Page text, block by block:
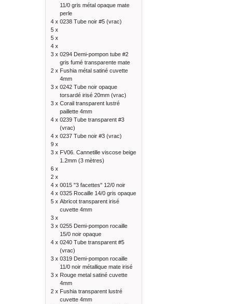
11/0 gris métal opaque mate
perle
4 x 0238 Tube noir #5 (vrac)
5 x
5 x
4 x
3 x 0294 Demi-pompon tube #2
gris fumé transparente mate
2 x Fushia métal satiné cuvette
4mm
3 x 0242 Tube noir opaque
torsardé irisé 20mm (vrac)
3 x Corail transparent lustré
paillette 4mm
4 x 0239 Tube transparent #3
(vrac)
4 x 0237 Tube noir #3 (vrac)
9 x
3 x FV06. Cannetille viscose beige
1.2mm (3 mètres)
6 x
2 x
4 x 0015 "3 facettes" 12/0 noir
4 x 0325 Rocaille 14/0 gris opaque
5 x Abricot transparent irisé
cuvette 4mm
3 x
3 x 0255 Demi-pompon rocaille
15/0 noir opaque
4 x 0240 Tube transparent #5
(vrac)
3 x 0319 Demi-pompon rocaille
11/0 noir métallique mate irisé
3 x Rouge metal satiné cuvette
4mm
2 x Fushia transparent lustré
cuvette 4mm